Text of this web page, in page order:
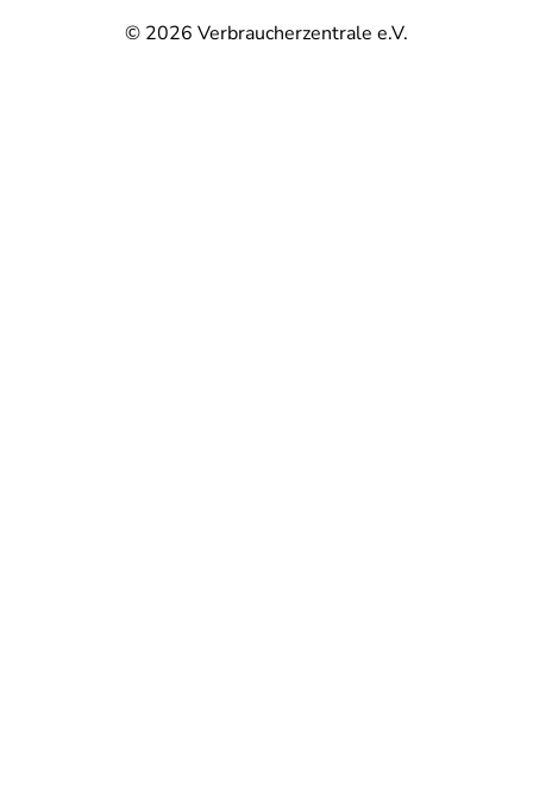
© 2026 Verbraucherzentrale e.V.